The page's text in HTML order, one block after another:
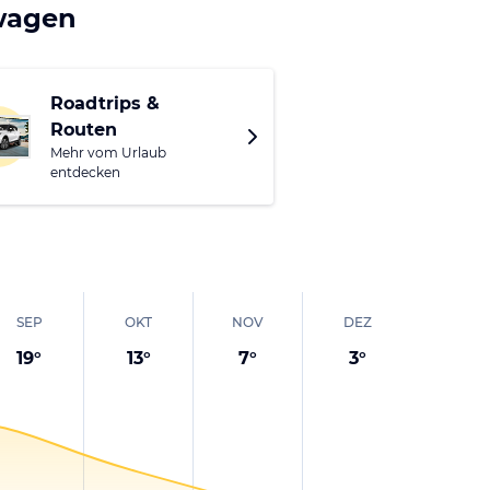
Madonnen
Görlitz ansteuern
Roadtrips &
Routen
Mehr vom Urlaub
entdecken
SEP
19°
OKT
13°
NOV
7°
DEZ
3°